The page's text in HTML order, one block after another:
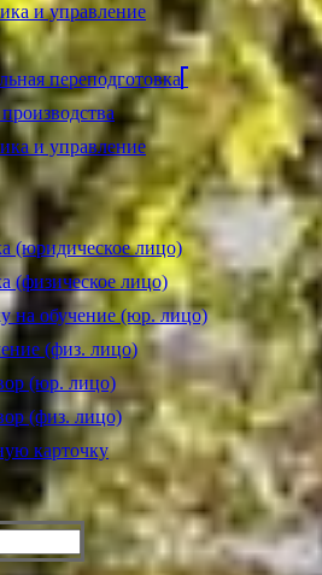
и управление
переподготовка
и управление
(юридическое лицо)
(физическое лицо)
на обучение (юр. лицо)
(физ. лицо)
(юр. лицо)
(физ. лицо)
карточку